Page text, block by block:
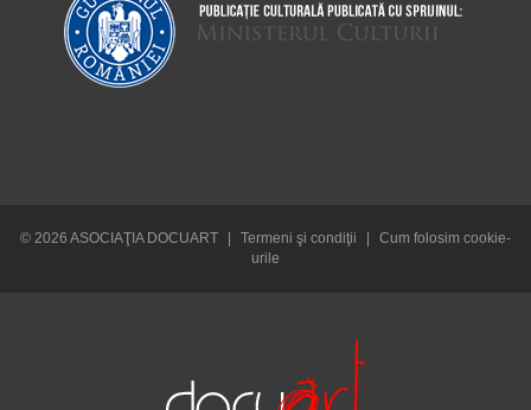
© 2026 ASOCIAŢIA DOCUART | Termeni şi condiţii |
Cum folosim cookie-
urile